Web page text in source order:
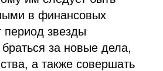
в финансовых
период звезды
за новые дела,
а также совершать